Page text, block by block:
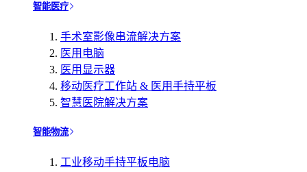
智能医疗
手术室影像串流解决方案
医用电脑
医用显示器
移动医疗工作站 & 医用手持平板
智慧医院解决方案
智能物流
工业移动手持平板电脑